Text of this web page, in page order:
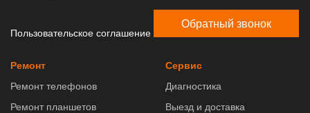
Пользовательское соглашение
Обратный звонок
Ремонт
Ремонт телефонов
Ремонт планшетов
Сервис
Диагностика
Выезд и доставка